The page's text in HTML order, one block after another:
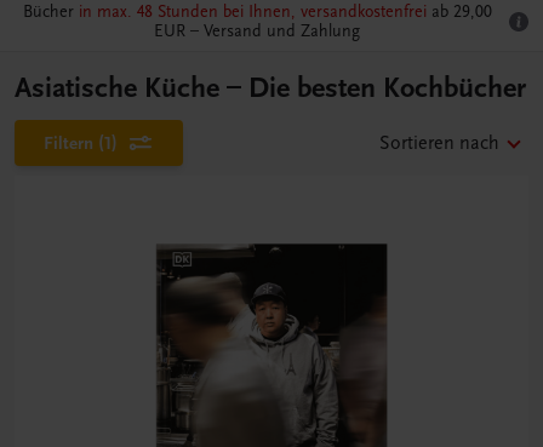
Bücher in max. 48 Stunden bei Ihnen, versandkostenfrei ab 29,00
EUR – Versand und Zahlung
Asiatische Küche – Die besten Kochbücher
Filtern (1) Sortieren nach